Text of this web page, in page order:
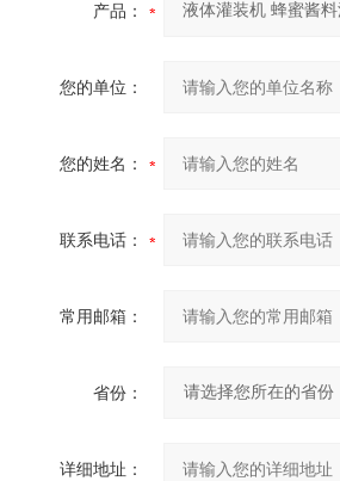
产品：
您的单位：
您的姓名：
联系电话：
常用邮箱：
省份：
详细地址：